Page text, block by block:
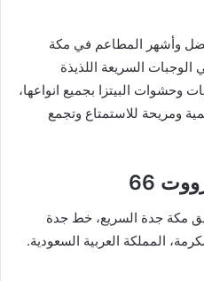
فهو احد أفضل وأشهر المطاعم في مكة
السريعة اللذيذة
وحشوات البيتزا بجميع انواعها،
ومريحة للاستمتاع وتجمع
66
مكة جدة السريع، خط جدة
المملكة العربية السعودية.